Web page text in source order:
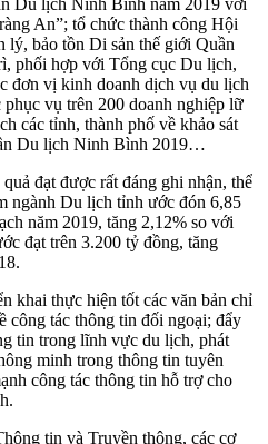
An”; tổ chức thành công Hội
lý, bảo tồn Di sản thế giới Quần
phối hợp với Tổng cục Du lịch,
đơn vị kinh doanh dịch vụ du lịch
vụ trên 200 doanh nghiệp lữ
các tỉnh, thành phố về khảo sát
Du lịch Ninh Bình 2019…
đạt được rất đáng ghi nhận, thể
ngành Du lịch tỉnh ước đón 6,85
năm 2019, tăng 2,12% so với
đạt trên 3.200 tỷ đồng, tăng
khai thực hiện tốt các văn bản chỉ
công tác thông tin đối ngoại; đẩy
tin trong lĩnh vực du lịch, phát
minh trong thông tin tuyên
công tác thông tin hỗ trợ cho
tin và Truyền thông, các cơ